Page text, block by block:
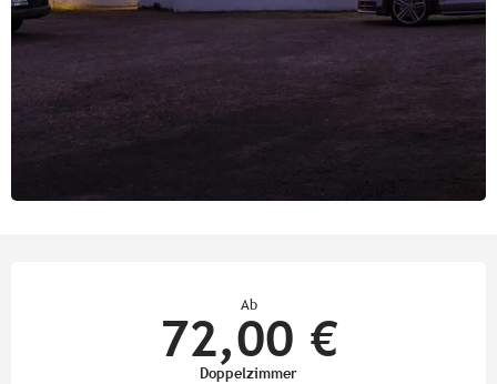
Ab
72,00 €
Doppelzimmer